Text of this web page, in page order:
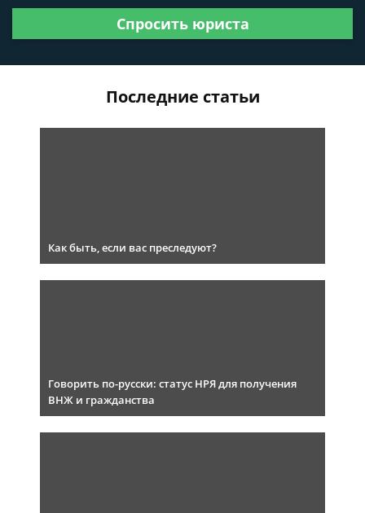
Спросить юриста
Последние статьи
Как быть, если вас преследуют?
Говорить по-русски: статус НРЯ для получения
ВНЖ и гражданства